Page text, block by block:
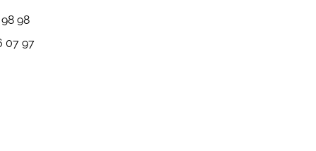
98
07 97